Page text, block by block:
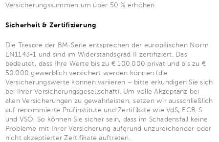
Versicherungssummen um über 50 % erhöhen.
Sicherheit & Zertifizierung
Die Tresore der BM-Serie entsprechen der europäischen Norm
EN1143-1 und sind im Widerstandsgrad II zertifiziert. Das
bedeutet, dass Ihre Werte bis zu € 100.000 privat und bis zu €
50.000 gewerblich versichert werden können (die
Versicherungswerte können variieren – bitte erkundigen Sie sich
bei Ihrer Versicherungsgesellschaft). Um volle Akzeptanz bei
allen Versicherungen zu gewährleisten, setzen wir ausschließlich
auf renommierte Prüfinstitute und Zertifikate wie VdS, ECB-S
und VSÖ. So können Sie sicher sein, dass im Schadensfall keine
Probleme mit Ihrer Versicherung aufgrund unzureichender oder
nicht akzeptierter Zertifikate auftreten.